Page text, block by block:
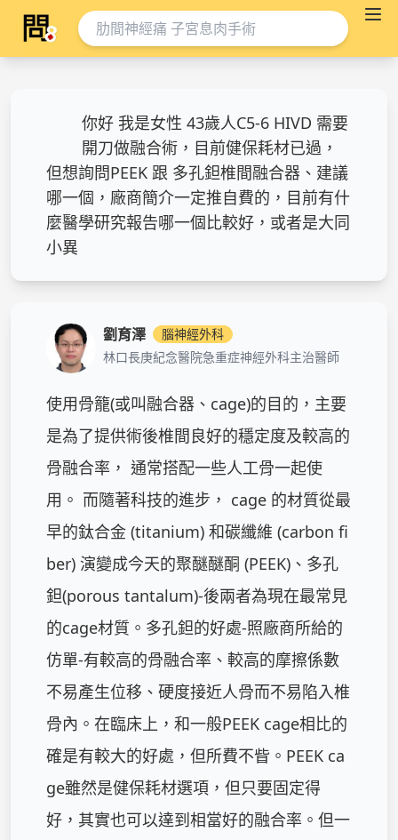
你好 我是女性 43歲人C5-6 HIVD 需要
開刀做融合術，目前健保耗材已過，
但想詢問PEEK 跟 多孔鉭椎間融合器、建議
哪一個，廠商簡介一定推自費的，目前有什
麼醫學研究報告哪一個比較好，或者是大同
小異
劉育澤
腦神經外科
林口長庚紀念醫院急重症神經外科主治醫師
使用骨籠(或叫融合器、cage)的目的，主要
是為了提供術後椎間良好的穩定度及較高的
骨融合率， 通常搭配一些人工骨一起使
用。 而隨著科技的進步， cage 的材質從最
早的鈦合金 (titanium) 和碳纖維 (carbon fi
ber) 演變成今天的聚醚醚酮 (PEEK)、多孔
鉭(porous tantalum)-後兩者為現在最常見
的cage材質。多孔鉭的好處-照廠商所給的
仿單-有較高的骨融合率、較高的摩擦係數
不易產生位移、硬度接近人骨而不易陷入椎
骨內。在臨床上，和一般PEEK cage相比的
確是有較大的好處，但所費不眥。PEEK ca
ge雖然是健保耗材選項，但只要固定得
好，其實也可以達到相當好的融合率。但一